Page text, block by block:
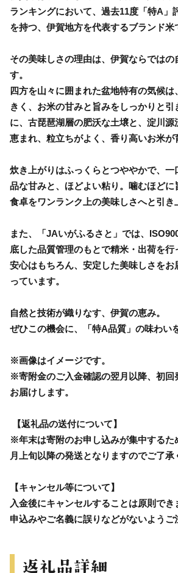
ランキングにおいて、過去11度「特A」
を持つ、伊賀地方を代表するブランド米
その美味しさの理由は、伊賀ならではの
す。
四方を山々に囲まれた盆地特有の気候
きく、お米の甘みと旨みをしっかりと引
に、古琵琶湖層の肥沃な土壌と、淀川源
恵まれ、粒立ちがよく、香り高いお米が
炊き上がりはふっくらとつややかで、一
品な甘みと、ほどよい粘り。噛むほどに
食卓をワンランク上の美味しさへと引き
また、「JAいがふるさと」では、
底した品質管理のもとで精米・出荷を行
安心はもちろん、安定した美味しさをお
っています。
自然と技術が織りなす、伊賀の恵み。
ぜひこの機会に、「特A品質」の味わい
※画像はイメージです。
※寄附金のご入金確認の翌月以降、初回
お届けします。
【返礼品の送付について】
※年末は寄附のお申し込みが集中するた
月上旬以降の発送となりますのでご了承
【キャンセル等について】
入金後にキャンセルすることは原則で
申込みやご名義に誤りなどがないようご